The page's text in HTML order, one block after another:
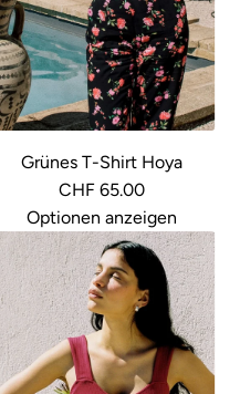
Grünes T-Shirt Hoya
CHF 65.00
Optionen anzeigen